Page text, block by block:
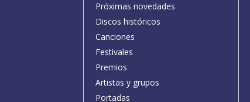
Próximas novedades
Discos históricos
Canciones
Festivales
Premios
Artistas y grupos
Portadas